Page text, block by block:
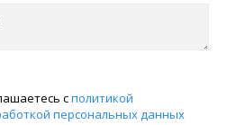
сполитикой
персональных данных